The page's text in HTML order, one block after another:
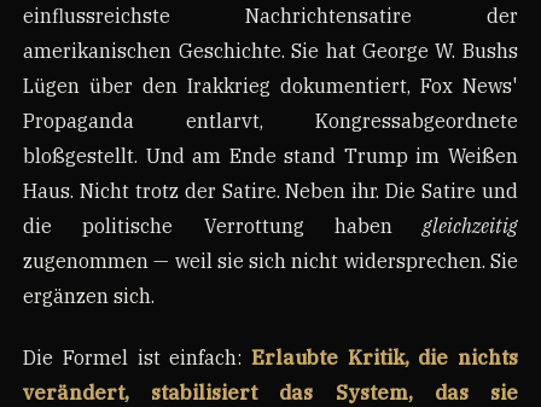
einflussreichste Nachrichtensatire der
amerikanischen Geschichte. Sie hat George W. Bushs
Lügen über den Irakkrieg dokumentiert, Fox News'
Propaganda entlarvt, Kongressabgeordnete
bloßgestellt. Und am Ende stand Trump im Weißen
Haus. Nicht trotz der Satire. Neben ihr. Die Satire und
die politische Verrottung haben gleichzeitig
zugenommen — weil sie sich nicht widersprechen. Sie
ergänzen sich.
Die Formel ist einfach: Erlaubte Kritik, die nichts
verändert, stabilisiert das System, das sie